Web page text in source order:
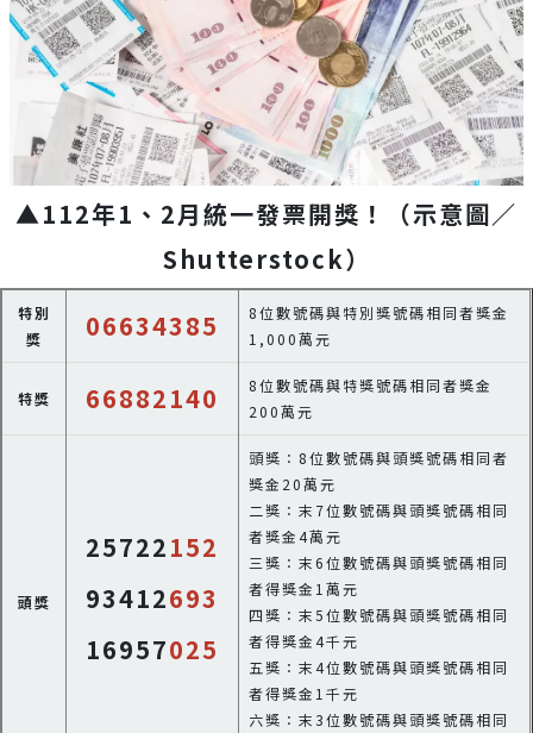
▲112年1、2月統一發票開獎！（示意圖／
Shutterstock）
特別
獎
06634385
8位數號碼與特別獎號碼相同者獎金
1,000萬元
特獎 66882140
8位數號碼與特獎號碼相同者獎金
200萬元
頭獎
25722152
93412693
16957025
頭獎：8位數號碼與頭獎號碼相同者
獎金20萬元
二獎：末7位數號碼與頭獎號碼相同
者獎金4萬元
三獎：末6位數號碼與頭獎號碼相同
者得獎金1萬元
四獎：末5位數號碼與頭獎號碼相同
者得獎金4千元
五獎：末4位數號碼與頭獎號碼相同
者得獎金1千元
六獎：末3位數號碼與頭獎號碼相同